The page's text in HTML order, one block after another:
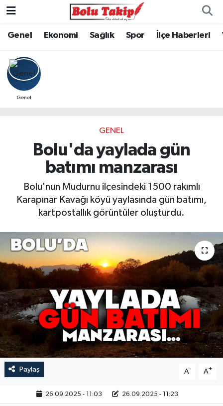
Genel Ekonomi Sağlık Spor İlçe Haberleri
Genel
GENEL
Bolu'da yaylada gün
batımı manzarası
Bolu'nun Mudurnu ilçesindeki 1500 rakımlı
Karapınar Kavağı köyü yaylasında gün batımı,
kartpostallık görüntüler oluşturdu.
Paylaş A- A+
26.09.2025 - 11:03 26.09.2025 - 11:23